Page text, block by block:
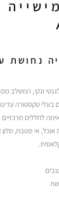
נחושת
ונקי, המשלב
בעלי טקסטורה
לחללים מרכזיים
אי מטבח, סלון